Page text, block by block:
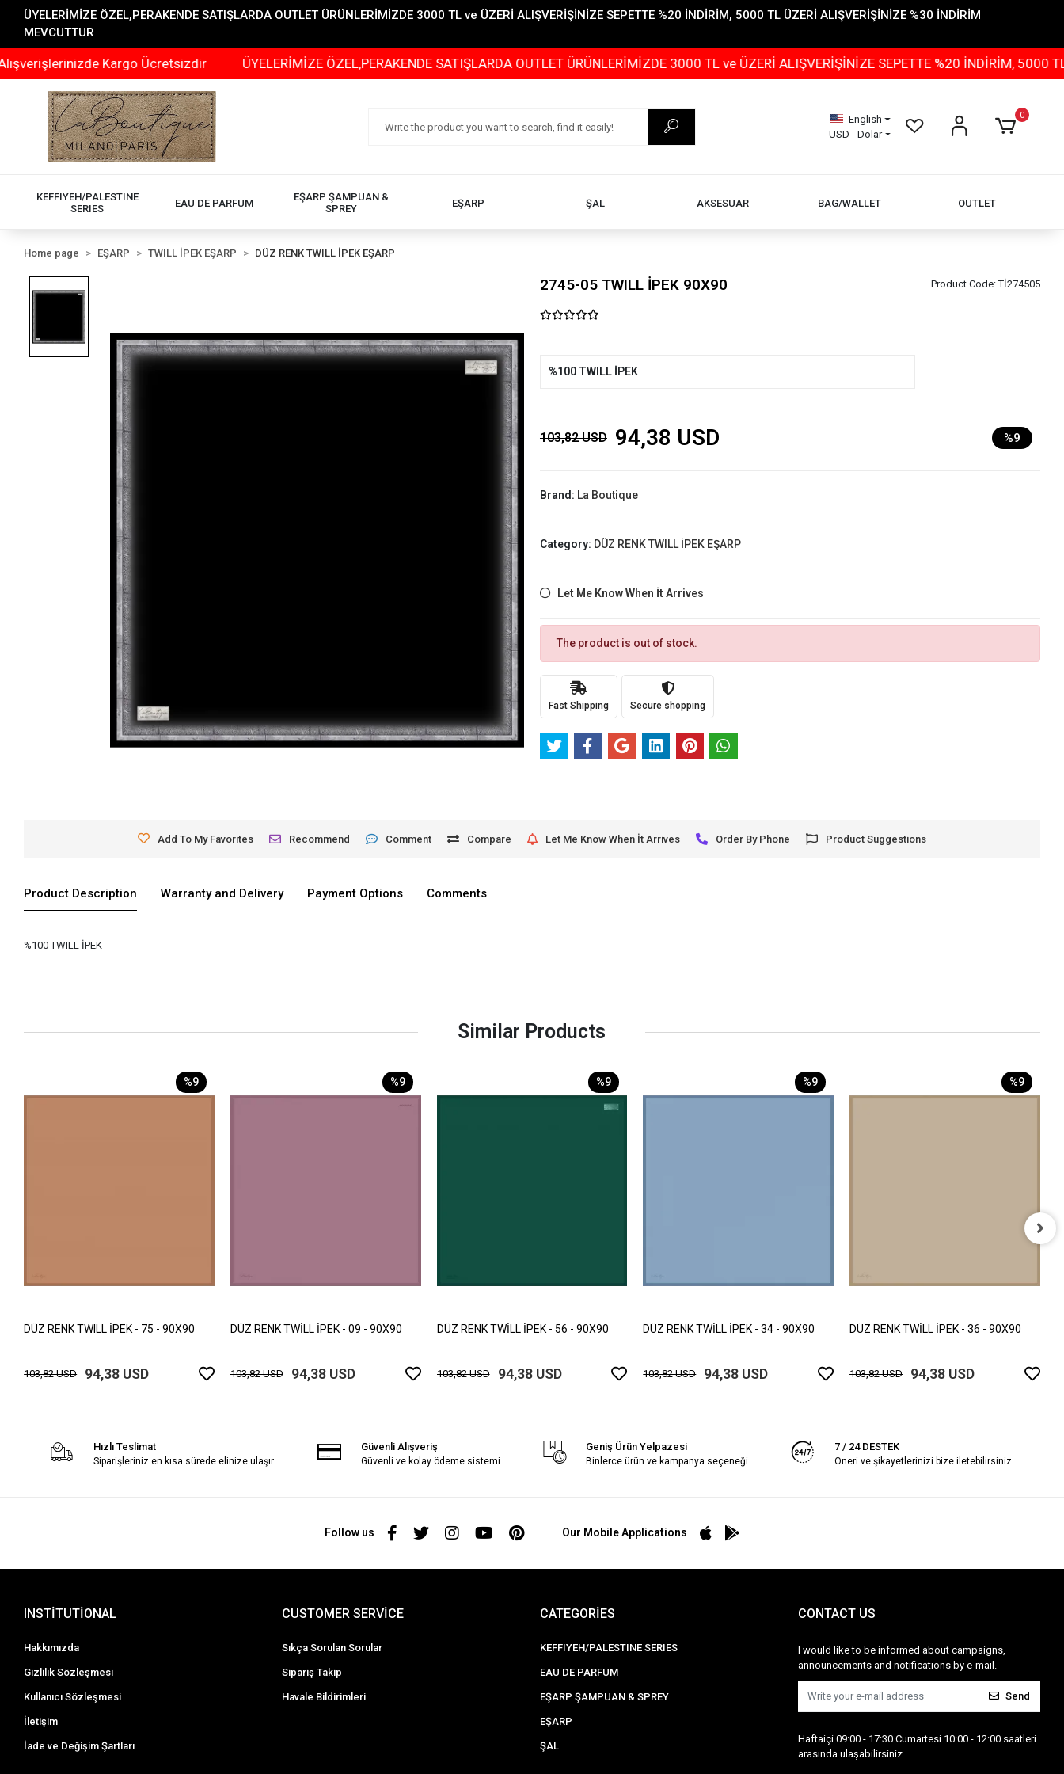
ÜYELERİMİZE ÖZEL,PERAKENDE SATIŞLARDA OUTLET ÜRÜNLERİMİZDE 3000 TL ve ÜZERİ ALIŞVERİŞİNİZE SEPETTE %20 İNDİRİM, 5000 TL ÜZERİ ALIŞVERİŞİNİZE %30 İNDİRİM
MEVCUTTUR
Kargo Ücretsizdir ÜYELERİMİZE ÖZEL,PERAKENDE SATIŞLARDA OUTLET ÜRÜNLERİMİZDE 3000 TL ve ÜZERİ ALIŞVERİŞİNİZE SEPETTE %20 İNDİRİM, 5000 TL
English
USD - Dolar
0
KEFFIYEH/PALESTINE
SERIES
EAU DE PARFUM
EŞARP ŞAMPUAN &
SPREY
EŞARP ŞAL AKSESUAR BAG/WALLET OUTLET
Home page EŞARP TWILL İPEK EŞARP DÜZ RENK TWILL İPEK EŞARP
2745-05 TWILL İPEK 90X90 Product Code:Tİ274505
%100 TWILL İPEK
103,82 USD 94,38 USD %9
Brand: La Boutique
Category: DÜZ RENK TWILL İPEK EŞARP
Let Me Know When İt Arrives
The product is out of stock.
Fast Shipping Secure shopping
Add To My Favorites Recommend Comment Compare Let Me Know When İt Arrives Order By Phone Product Suggestions
Product Description Warranty and Delivery Payment Options Comments
%100 TWILL İPEK
Similar Products
%9
DÜZ RENK TWILL İPEK - 75 - 90X90
103,82 USD 94,38 USD
%9
DÜZ RENK TWİLL İPEK - 09 - 90X90
103,82 USD 94,38 USD
%9
DÜZ RENK TWİLL İPEK - 56 - 90X90
103,82 USD 94,38 USD
%9
DÜZ RENK TWİLL İPEK - 34 - 90X90
103,82 USD 94,38 USD
%9
DÜZ RENK TWİLL İPEK - 36 - 90X90
103,82 USD 94,38 USD
Hızlı Teslimat
Siparişleriniz en kısa sürede elinize ulaşır.
Güvenli Alışveriş
Güvenli ve kolay ödeme sistemi
Geniş Ürün Yelpazesi
Binlerce ürün ve kampanya seçeneği
7 / 24 DESTEK
Öneri ve şikayetlerinizi bize iletebilirsiniz.
Follow us Our Mobile Applications
INSTİTUTİONAL
Hakkımızda
Gizlilik Sözleşmesi
Kullanıcı Sözleşmesi
İletişim
İade ve Değişim Şartları
CUSTOMER SERVİCE
Sıkça Sorulan Sorular
Sipariş Takip
Havale Bildirimleri
CATEGORİES
KEFFIYEH/PALESTINE SERIES
EAU DE PARFUM
EŞARP ŞAMPUAN & SPREY
EŞARP
ŞAL
CONTACT US
I would like to be informed about campaigns,
announcements and notifications by e-mail.
Send
Haftaiçi 09:00 - 17:30 Cumartesi 10:00 - 12:00 saatleri
arasında ulaşabilirsiniz.